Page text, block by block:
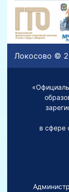
Локосово ©
в сфере